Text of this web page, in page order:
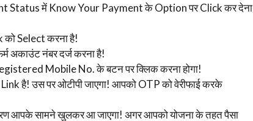
Status में Know Your Payment के Option पर Click कर देना
Select करना है!
अकाउंट नंबर दर्ज करना है!
Mobile No. के बटन पर क्लिक करना होगा!
है! उस पर ओटीपी जाएगा! आपको OTP को वेरीफाई करके
आपके सामने खुलकर आ जाएगा! अगर आपको योजना के तहत पैसा